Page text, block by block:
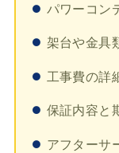
パワーコン
架台や金具
工事費の詳
保証内容と
アフターサ